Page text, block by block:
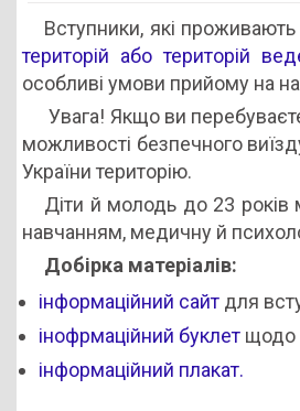
Вступники, які
територій або територій
особливі умови прийому на
Увага! Якщо ви
можливості безпечного
України територію.
Діти й молодь до 23
навчанням, медичну й
Добірка матеріалів:
інформаційний сайт для
інофрмаційний буклет щодо
інформаційний плакат.